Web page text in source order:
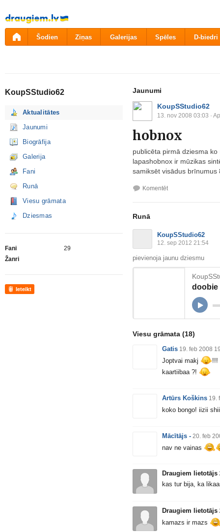
Pāriet
uz
saturu
Šodien Ziņas Galerijas Spēles D-biedri
KoupSStudio62
Aktualitātes
Jaunumi
Biogrāfija
Galerija
Fani
Runā
Viesu grāmata
Dziesmas
Fani
29
Žanri
Ieteikt
Jaunumi
KoupSStudio62
13. nov 2008 03:03 ·
hobnox
publicēta pirmā dziesma
lapashobnox ir mūzikas
samiksēt visādus brīnumus
Komentēt
Runā
KoupSStudio62
12. sep 2012 21:54
pievienoja jaunu dziesmu
doobie
Viesu grāmata (18)
Gatis 19. feb 2008
Joptvai makj
!!!
kaartiibaa ?!
Artūrs Koškins 19.
koko bongo! iizii
Mācītājs - 20. feb
nav ne vainas
Draugiem lietotājs
kas tur bija, ka
Draugiem lietotājs
kamazs ir mazs